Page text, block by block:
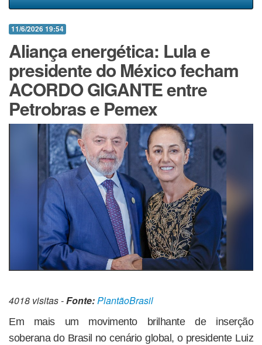
11/6/2026 19:54
Aliança energética: Lula e
presidente do México fecham
ACORDO GIGANTE entre
Petrobras e Pemex
4018 visitas -Fonte:PlantãoBrasil
Em mais um movimento brilhante de inserção
soberana do Brasil no cenário global, o presidente Luiz